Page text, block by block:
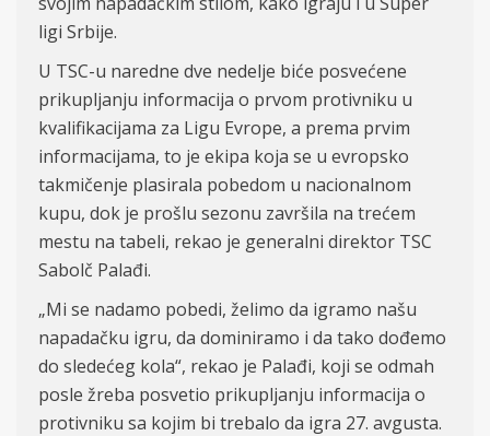
ligi Srbije.
U TSC-u naredne dve nedelje biće posvećene
prikupljanju informacija o prvom protivniku u
kvalifikacijama za Ligu Evrope, a prema prvim
informacijama, to je ekipa koja se u evropsko
takmičenje plasirala pobedom u nacionalnom
kupu, dok je prošlu sezonu završila na trećem
mestu na tabeli, rekao je generalni direktor TSC
Sabolč Palađi.
„Mi se nadamo pobedi, želimo da igramo našu
napadačku igru, da dominiramo i da tako dođemo
do sledećeg kola“, rekao je Palađi, koji se odmah
posle žreba posvetio prikupljanju informacija o
protivniku sa kojim bi trebalo da igra 27. avgusta.